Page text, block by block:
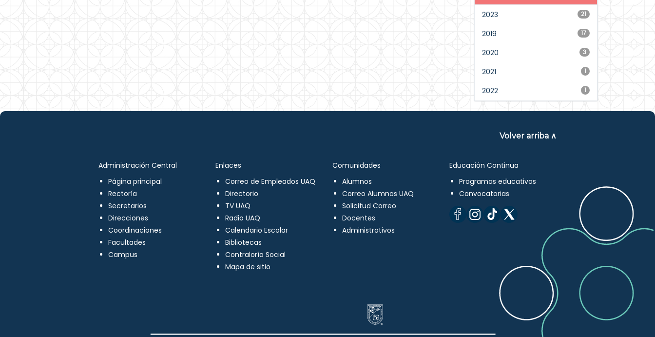
21
2023
17
2019
3
2020
1
2021
1
2022
Volver arriba ∧
Administración Central
Página principal
Rectoría
Secretarios
Direcciones
Coordinaciones
Facultades
Campus
Enlaces
Correo de Empleados UAQ
Directorio
TV UAQ
Radio UAQ
Calendario Escolar
Bibliotecas
Contraloría Social
Mapa de sitio
Comunidades
Alumnos
Correo Alumnos UAQ
Solicitud Correo
Docentes
Administrativos
Educación Continua
Programas educativos
Convocatorias